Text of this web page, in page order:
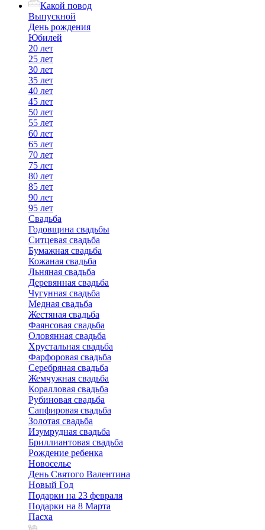
Какой повод
Выпускной
День рождения
Юбилей
20 лет
25 лет
30 лет
35 лет
40 лет
45 лет
50 лет
55 лет
60 лет
65 лет
70 лет
75 лет
80 лет
85 лет
90 лет
95 лет
Свадьба
Годовщина свадьбы
Ситцевая свадьба
Бумажная свадьба
Кожаная свадьба
Льняная свадьба
Деревянная свадьба
Чугунная свадьба
Медная свадьба
Жестяная свадьба
Фаянсовая свадьба
Оловянная свадьба
Хрустальная свадьба
Фарфоровая свадьба
Серебряная свадьба
Жемчужная свадьба
Коралловая свадьба
Рубиновая свадьба
Сапфировая свадьба
Золотая свадьба
Изумрудная свадьба
Бриллиантовая свадьба
Рождение ребенка
Новоселье
День Святого Валентина
Новый Год
Подарки на 23 февраля
Подарки на 8 Марта
Пасха